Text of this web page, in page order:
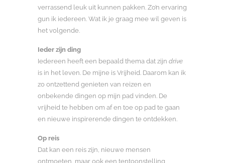
verrassend leuk uit kunnen pakken. Zo’n ervaring
gun ik iedereen. Wat ik je graag mee wil geven is
het volgende.
Ieder zijn ding
Iedereen heeft een bepaald thema dat zijn drive
is in het leven. De mijne is Vrijheid. Daarom kan ik
zo ontzettend genieten van reizen en
onbekende dingen op mijn pad vinden. De
vrijheid te hebben om af en toe op pad te gaan
en nieuwe inspirerende dingen te ontdekken.
Op reis
Dat kan een reis zijn, nieuwe mensen
ontmoeten, maar ook een tentoonstelling